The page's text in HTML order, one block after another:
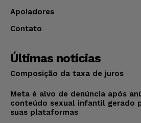
Apoiadores
Contato
Últimas notícias
Composição da taxa de juros
Meta é alvo de denúncia após
conteúdo sexual infantil gerado
suas plataformas